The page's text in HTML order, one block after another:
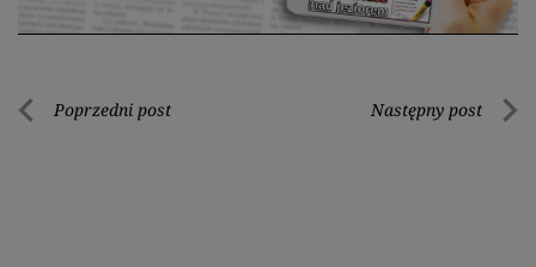
Nawigacja
Poprzedni post Następny post